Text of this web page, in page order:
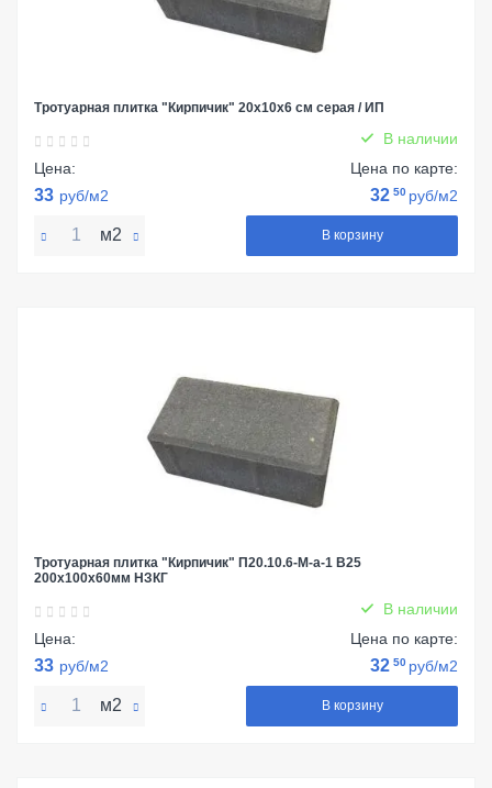
Тротуарная плитка "Кирпичик" 20х10х6 см серая / ИП
В наличии
Цена:
33 руб/м2
Цена по карте:
32 50 руб/м2
м2 В корзину
Тротуарная плитка "Кирпичик" П20.10.6-М-a-1 В25
200х100х60мм НЗКГ
В наличии
Цена:
33 руб/м2
Цена по карте:
32 50 руб/м2
м2 В корзину